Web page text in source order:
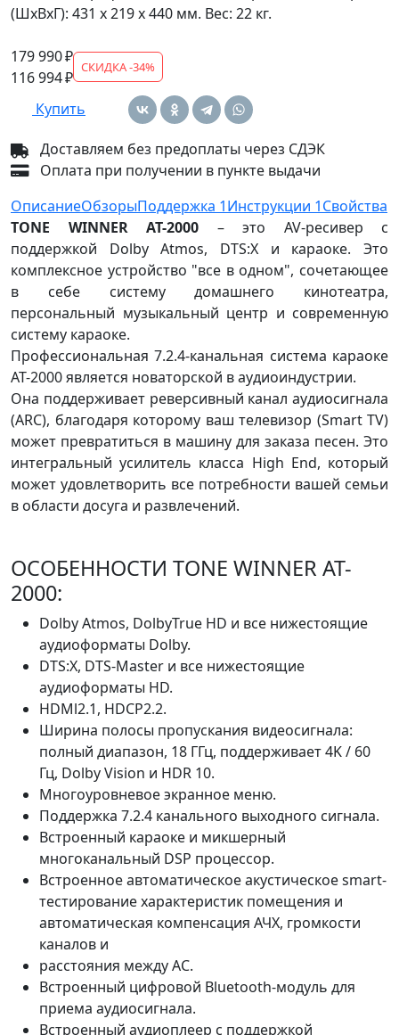
(ШхВхГ): 431 x 219 x 440 мм. Вес: 22 кг.
179 990 ₽
116 994 ₽
СКИДКА -34%
Купить
Доставляем без предоплаты через СДЭК
Оплата при получении в пункте выдачи
ОписаниеОбзорыПоддержка 1Инструкции 1Свойства
TONE WINNER AT-2000 – это AV-ресивер с
поддержкой Dolby Atmos, DTS:X и караоке. Это
комплексное устройство "все в одном", сочетающее
в себе систему домашнего кинотеатра,
персональный музыкальный центр и современную
систему караоке.
Профессиональная 7.2.4-канальная система караоке
AT-2000 является новаторской в аудиоиндустрии.
Она поддерживает реверсивный канал аудиосигнала
(ARC), благодаря которому ваш телевизор (Smart TV)
может превратиться в машину для заказа песен. Это
интегральный усилитель класса High End, который
может удовлетворить все потребности вашей семьи
в области досуга и развлечений.
ОСОБЕННОСТИ TONE WINNER AT-
2000:
Dolby Atmos, DolbyTrue HD и все нижестоящие
аудиоформаты Dolby.
DTS:X, DTS-Master и все нижестоящие
аудиоформаты HD.
HDMl2.1, HDCP2.2.
Ширина полосы пропускания видеосигнала:
полный диапазон, 18 ГГц, поддерживает 4K / 60
Гц, Dolby Vision и HDR 10.
Многоуровневое экранное меню.
Поддержка 7.2.4 канального выходного сигнала.
Встроенный караоке и микшерный
многоканальный DSP процессор.
Встроенное автоматическое акустическое smart-
тестирование характеристик помещения и
автоматическая компенсация АЧХ, громкости
каналов и
расстояния между АС.
Встроенный цифровой Bluetooth-модуль для
приема аудиосигнала.
Встроенный аудиоплеер с поддержкой